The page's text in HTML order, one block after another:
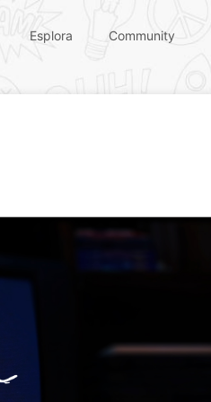
Esplora Community